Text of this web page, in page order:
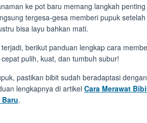
ke pot baru memang langkah
tergesa-gesa memberi pupuk
bisa layu bahkan mati.
berikut panduan lengkap cara
pulih, kuat, dan tumbuh subur!
pastikan bibit sudah beradaptasi
lengkapnya di artikel Cara Merawat
.